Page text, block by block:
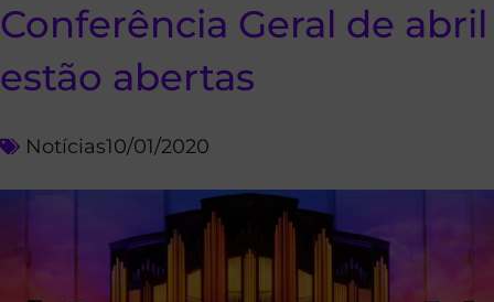
Conferência Geral de abril
estão abertas
Notícias10/01/2020